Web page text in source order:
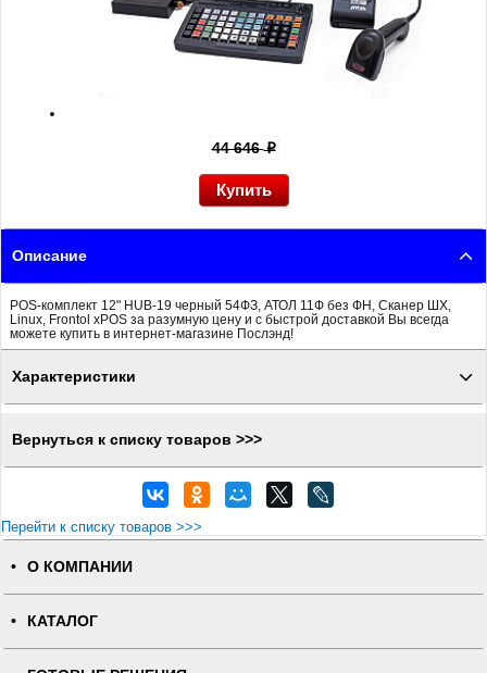
44 646p
Описание
POS-комплект 12" HUB-19 черный 54ФЗ, АТОЛ 11Ф без ФН, Сканер ШХ,
Linux, Frontol xPOS за разумную цену и с быстрой доставкой Вы всегда
можете купить в интернет-магазине Послэнд!
Характеристики
Вернуться к списку товаров >>>
Перейти к списку товаров >>>
О КОМПАНИИ
КАТАЛОГ